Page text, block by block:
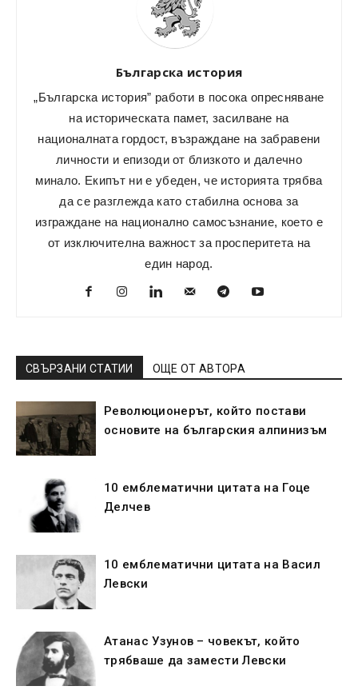
Българска история
„Българска история” работи в посока опресняване
на историческата памет, засилване на
националната гордост, възраждане на забравени
личности и епизоди от близкото и далечно
минало. Екипът ни е убеден, че историята трябва
да се разглежда като стабилна основа за
изграждане на национално самосъзнание, което е
от изключителна важност за просперитета на
един народ.
СВЪРЗАНИ СТАТИИ ОЩЕ ОТ АВТОРА
Революционерът, който постави
основите на българския алпинизъм
10 емблематични цитата на Гоце
Делчев
10 емблематични цитата на Васил
Левски
Атанас Узунов – човекът, който
трябваше да замести Левски